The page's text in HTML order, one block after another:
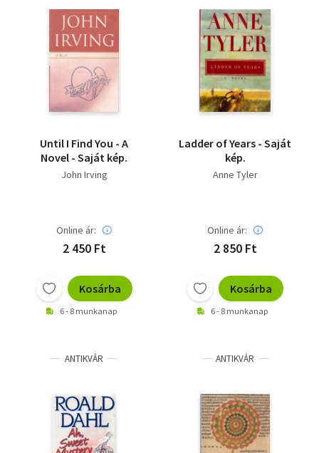
Until I Find You - A
Novel - Saját kép.
John Irving
Online ár:
2 450 Ft
Kosárba
6 - 8 munkanap
Ladder of Years - Saját
kép.
Anne Tyler
Online ár:
2 850 Ft
Kosárba
6 - 8 munkanap
ANTIKVÁR ANTIKVÁR